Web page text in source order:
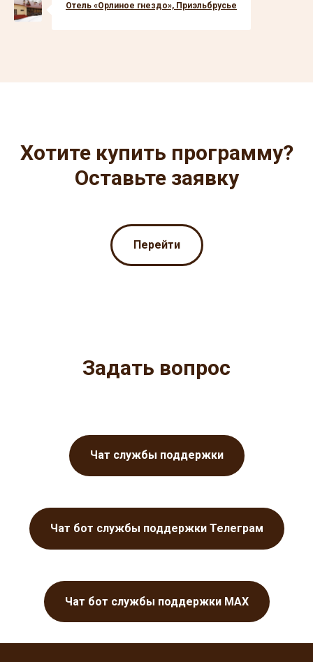
Отель «Орлиное гнездо», Приэльбрусье
Хотите купить программу?
Оставьте заявку
Перейти
Задать вопрос
Чат службы поддержки
Чат бот службы поддержки Телеграм
Чат бот службы поддержки MAX